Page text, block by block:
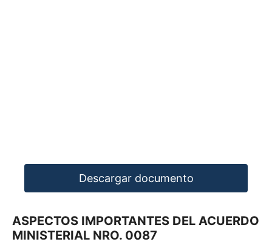
Descargar documento
ASPECTOS IMPORTANTES DEL ACUERDO
MINISTERIAL NRO. 0087